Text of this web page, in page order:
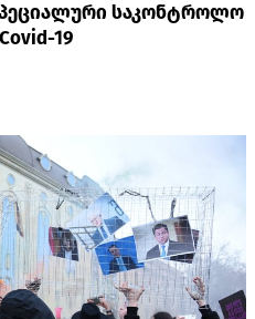
საკონტროლო
19